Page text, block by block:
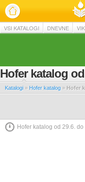
VSI KATALOGI DNEVNE
Hofer katalog
Katalogi » Hofer katalog » Hofer
Hofer katalog od 29.6.